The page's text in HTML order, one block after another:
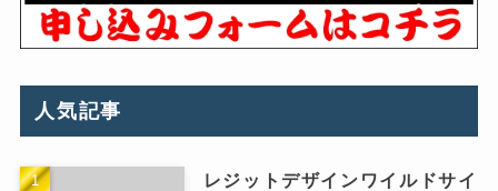
人気記事
レジットデザインワイルドサイ